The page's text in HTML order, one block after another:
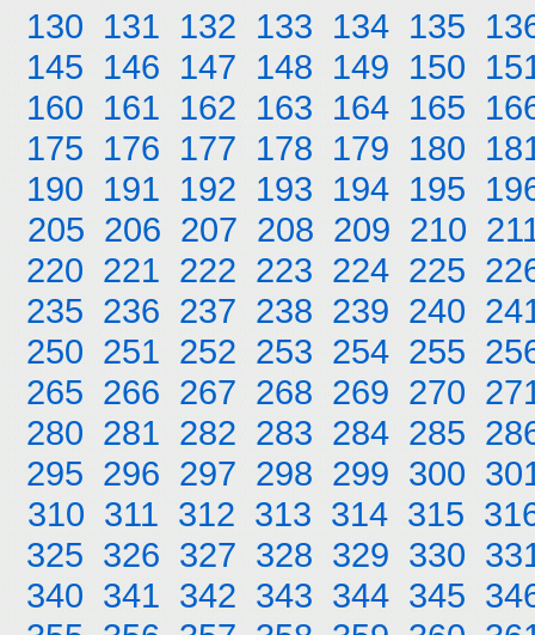
130 131 132 133 134 135
145 146 147 148 149 150
160 161 162 163 164 165
175 176 177 178 179 180
190 191 192 193 194 195
205 206 207 208 209 210
220 221 222 223 224 225
235 236 237 238 239 240
250 251 252 253 254 255
265 266 267 268 269 270
280 281 282 283 284 285
295 296 297 298 299 300
310 311 312 313 314 315
325 326 327 328 329 330
340 341 342 343 344 345